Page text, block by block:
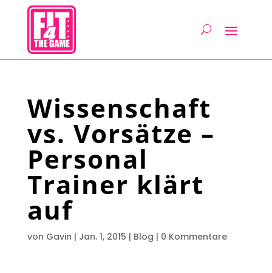
Wissenschaft
vs. Vorsätze –
Personal
Trainer klärt
auf
von Gavin | Jan. 1, 2015 | Blog | 0 Kommentare